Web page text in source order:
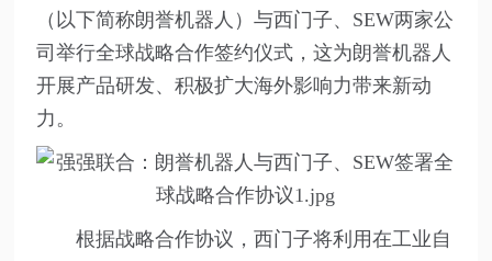
（以下简称朗誉机器人）与西门子、SEW两家公
司举行全球战略合作签约仪式，这为朗誉机器人
开展产品研发、积极扩大海外影响力带来新动
力。
根据战略合作协议，西门子将利用在工业自